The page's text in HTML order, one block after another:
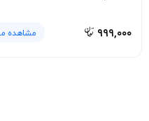
۹۹۹,۰۰۰ مشاهده